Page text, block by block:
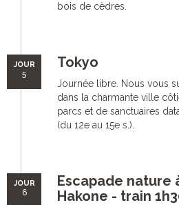
bois de cèdres.
JOUR
5
Tokyo
Journée libre. Nous vous
dans la charmante ville
parcs et de sanctuaires
(du 12e au 15e s.).
JOUR
6
Escapade nature
Hakone - train